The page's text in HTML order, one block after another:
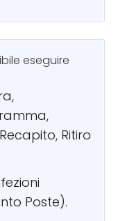
eseguire
Ritiro
Poste).